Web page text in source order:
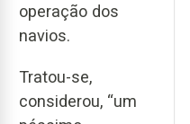
operação dos
navios.
Tratou-se,
considerou, “um